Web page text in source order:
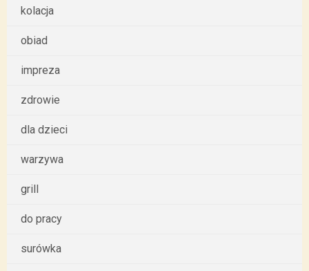
kolacja
obiad
impreza
zdrowie
dla dzieci
warzywa
grill
do pracy
surówka